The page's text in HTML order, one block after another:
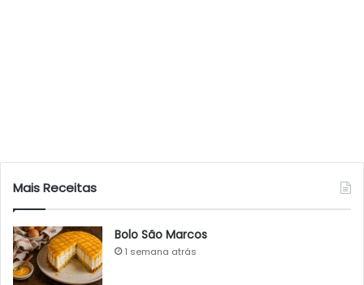
Mais Receitas
Bolo São Marcos
1 semana atrás